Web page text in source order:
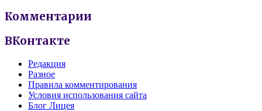
Комментарии
ВКонтакте
Редакция
Разное
Правила комментирования
Условия использования сайта
Блог Лицея